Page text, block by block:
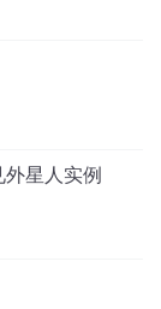
星人实例